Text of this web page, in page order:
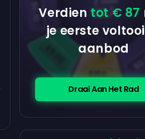
Verdien tot € 87
je eerste
aanbod
Draai Aan Het Rad
$100
$5.00
$0.10